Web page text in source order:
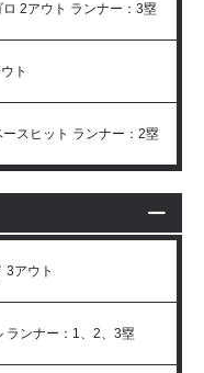
2アウト ランナー：3塁
ト
スヒット ランナー：2塁
3アウト
ランナー：1、2、3塁